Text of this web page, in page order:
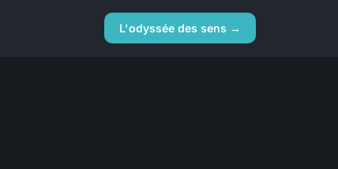
L'odyssée des sens →